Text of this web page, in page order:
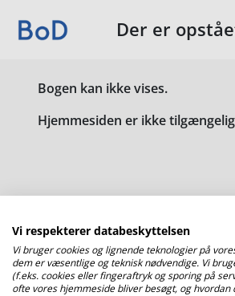
Der er
Bogen kan ikke vises.
Hjemmesiden er ikke
Vi respekterer databeskyttelsen
Vi bruger cookies og lignende teknologier på
dem er væsentlige og teknisk nødvendige. Vi
(f.eks. cookies eller fingeraftryk og sporing på
ofte vores hjemmeside bliver besøgt, og hvordan